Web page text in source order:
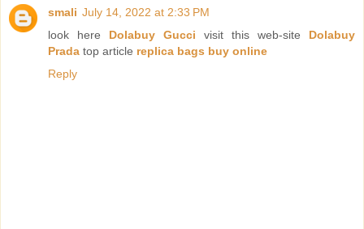
smali July 14, 2022 at 2:33 PM
look here Dolabuy Gucci visit this web-site Dolabuy
Prada top article replica bags buy online
Reply